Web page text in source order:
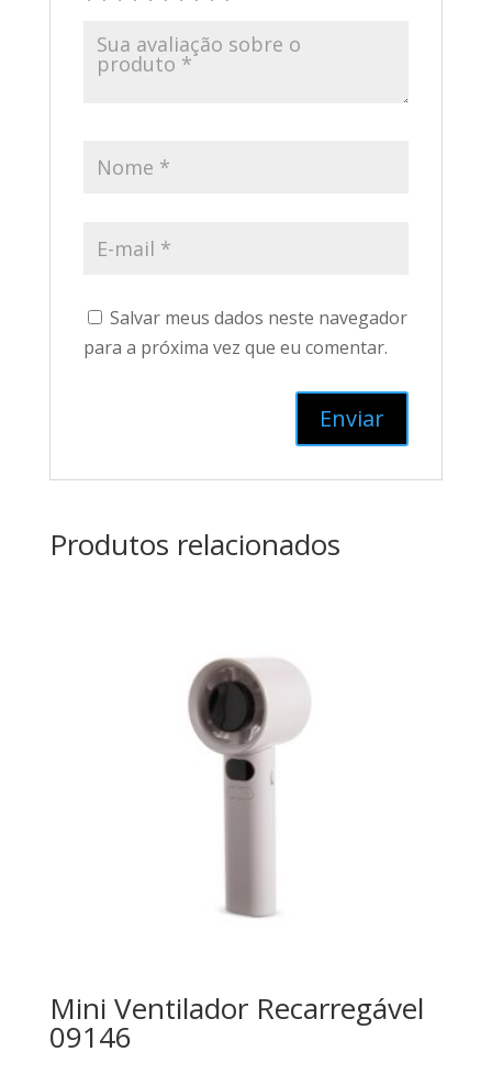
Salvar meus dados neste navegador
para a próxima vez que eu comentar.
Produtos relacionados
Mini Ventilador Recarregável
09146